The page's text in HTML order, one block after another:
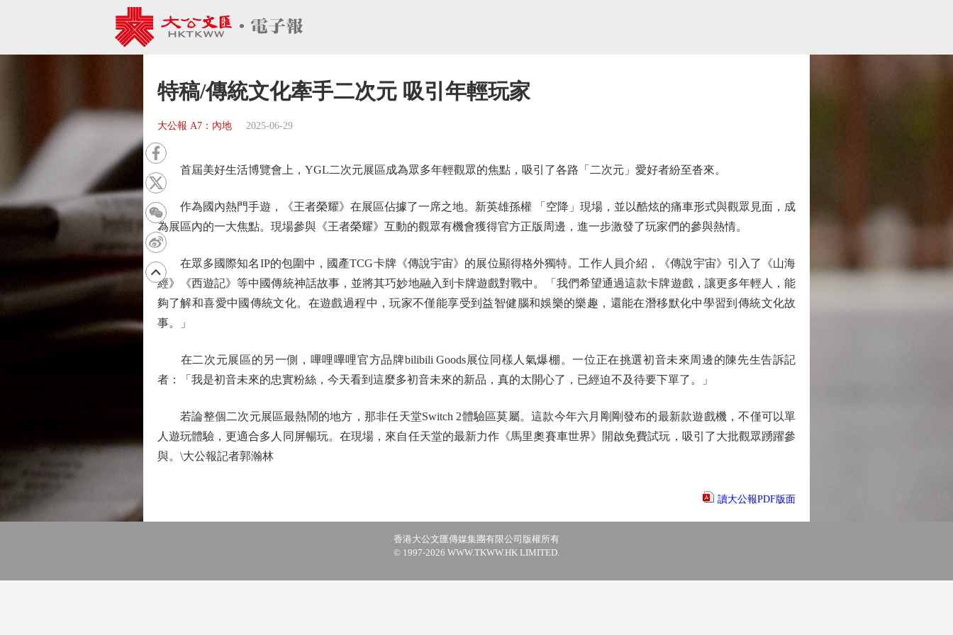
特稿/傳統文化牽手二次元 吸引年輕玩家
大公報 A7：內地 2025-06-29
首屆美好生活博覽會上，YGL二次元展區成為眾多年輕觀眾的焦點，吸引了各路「二次元」愛好者紛至沓來。
作為國內熱門手遊，《王者榮耀》在展區佔據了一席之地。新英雄孫權 「空降」現場，並以酷炫的痛車形式與觀眾見面，成
為展區內的一大焦點。現場參與《王者榮耀》互動的觀眾有機會獲得官方正版周邊，進一步激發了玩家們的參與熱情。
在眾多國際知名IP的包圍中，國產TCG卡牌《傳說宇宙》的展位顯得格外獨特。工作人員介紹，《傳說宇宙》引入了《山海
經》《西遊記》等中國傳統神話故事，並將其巧妙地融入到卡牌遊戲對戰中。「我們希望通過這款卡牌遊戲，讓更多年輕人，能
夠了解和喜愛中國傳統文化。在遊戲過程中，玩家不僅能享受到益智健腦和娛樂的樂趣，還能在潛移默化中學習到傳統文化故
事。」
在二次元展區的另一側，嗶哩嗶哩官方品牌bilibili Goods展位同樣人氣爆棚。一位正在挑選初音未來周邊的陳先生告訴記
者：「我是初音未來的忠實粉絲，今天看到這麼多初音未來的新品，真的太開心了，已經迫不及待要下單了。」
若論整個二次元展區最熱鬧的地方，那非任天堂Switch 2體驗區莫屬。這款今年六月剛剛發布的最新款遊戲機，不僅可以單
人遊玩體驗，更適合多人同屏暢玩。在現場，來自任天堂的最新力作《馬里奧賽車世界》開啟免費試玩，吸引了大批觀眾踴躍參
與。\大公報記者郭瀚林
讀大公報PDF版面
香港大公文匯傳媒集團有限公司版權所有
© 1997-2026 WWW.TKWW.HK LIMITED.